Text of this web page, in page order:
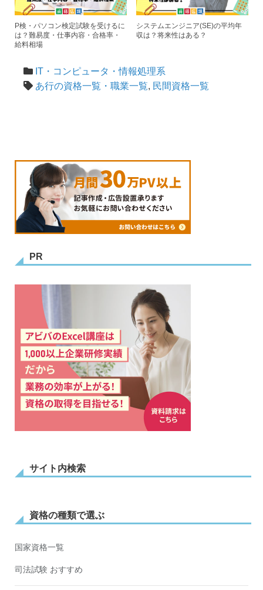
P検・パソコン検定試験を受けるに
は？難易度・仕事内容・合格率・
給料相場
システムエンジニア(SE)の平均年
収は？将来性はある？
IT・コンピュータ・情報処理系
あ行の資格一覧・職業一覧, 民間資格一覧
PR
サイト内検索
資格の種類で選ぶ
国家資格一覧
司法試験 おすすめ